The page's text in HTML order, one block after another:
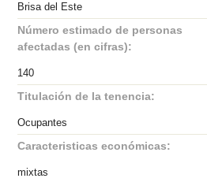
Brisa del Este
Número estimado de personas
afectadas (en cifras):
140
Titulación de la tenencia:
Ocupantes
Caracteristicas económicas:
mixtas